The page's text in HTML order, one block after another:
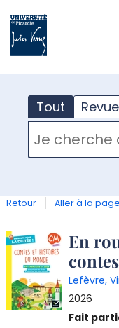
Tout
RECHERCHER DANS
Retour Aller à la
Détail
document
En
Lefèvre,
2026
Fait